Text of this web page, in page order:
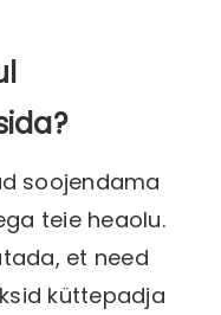
soojendama
teie heaolu.
et need
küttepadja